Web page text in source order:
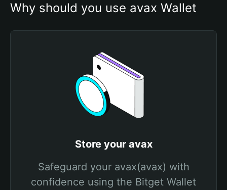
Why should you use avax Wallet
Store your avax
Safeguard your avax(avax) with
confidence using the Bitget Wallet